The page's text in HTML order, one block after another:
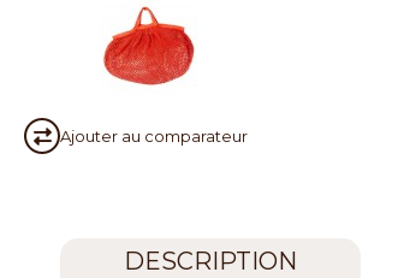
Ajouter au comparateur
DESCRIPTION